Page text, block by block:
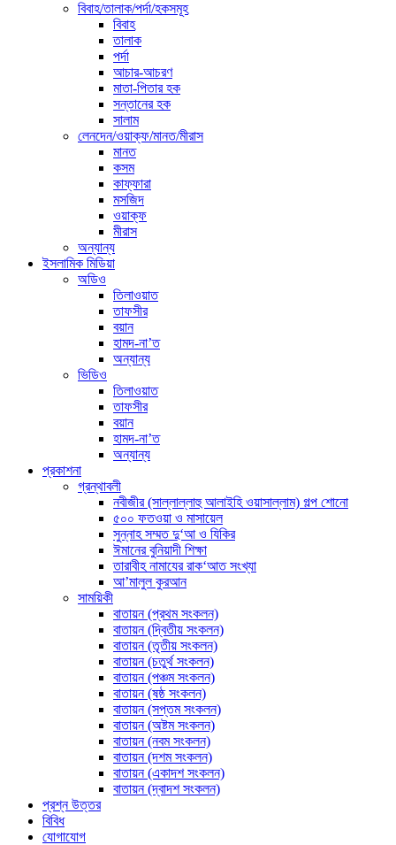
বিবাহ/তালাক/পর্দা/হকসমূহ
বিবাহ
তালাক
পর্দা
আচার-আচরণ
মাতা-পিতার হক
সন্তানের হক
সালাম
লেনদেন/ওয়াক্ফ/মানত/মীরাস
মানত
কসম
কাফ্ফারা
মসজিদ
ওয়াক্ফ
মীরাস
অন্যান্য
ইসলামিক মিডিয়া
অডিও
তিলাওয়াত
তাফসীর
বয়ান
হামদ-না’ত
অন্যান্য
ভিডিও
তিলাওয়াত
তাফসীর
বয়ান
হামদ-না’ত
অন্যান্য
প্রকাশনা
গ্রন্থাবলী
নবীজীর (সাল্লাল্লাহু আলাইহি ওয়াসাল্লাম) গল্প শোনো
৫০০ ফতওয়া ও মাসায়েল
সুন্নাহ সম্মত দু‘আ ও যিকির
ঈমানের বুনিয়াদী শিক্ষা
তারাবীহ নামাযের রাক‘আত সংখ্যা
আ’মালুল কুরআন
সাময়িকী
বাতায়ন (প্রথম সংকলন)
বাতায়ন (দ্বিতীয় সংকলন)
বাতায়ন (তৃতীয় সংকলন)
বাতায়ন (চতুর্থ সংকলন)
বাতায়ন (পঞ্চম সংকলন)
বাতায়ন (ষষ্ঠ সংকলন)
বাতায়ন (সপ্তম সংকলন)
বাতায়ন (অষ্টম সংকলন)
বাতায়ন (নবম সংকলন)
বাতায়ন (দশম সংকলন)
বাতায়ন (একাদশ সংকলন)
বাতায়ন (দ্বাদশ সংকলন)
প্রশ্ন উত্তর
বিবিধ
যোগাযোগ